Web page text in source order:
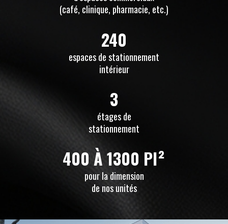
(café, clinique, pharmacie, etc.)
240
espaces de stationnement
intérieur
3
étages de
stationnement
400 À 1300 PI²
pour la dimension
de nos unités